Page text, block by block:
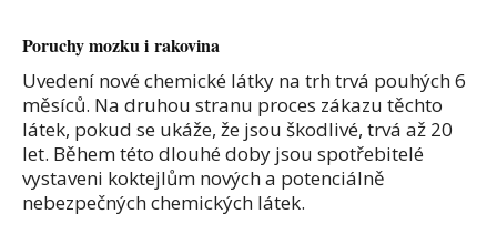
Poruchy mozku i rakovina
Uvedení nové chemické látky na trh trvá pouhých 6
měsíců. Na druhou stranu proces zákazu těchto
látek, pokud se ukáže, že jsou škodlivé, trvá až 20
let. Během této dlouhé doby jsou spotřebitelé
vystaveni koktejlům nových a potenciálně
nebezpečných chemických látek.